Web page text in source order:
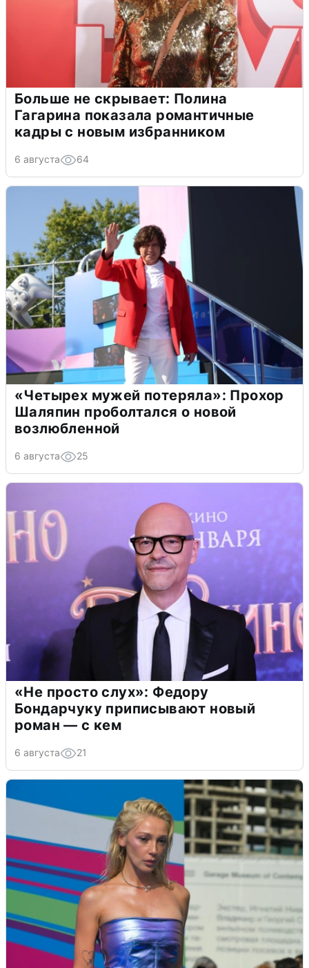
Больше не скрывает: Полина
Гагарина показала романтичные
кадры с новым избранником
6 августа 64
«Четырех мужей потеряла»: Прохор
Шаляпин проболтался о новой
возлюбленной
6 августа 25
«Не просто слух»: Федору
Бондарчуку приписывают новый
роман — с кем
6 августа 21